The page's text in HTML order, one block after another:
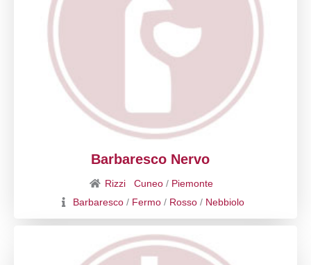
Barbaresco Nervo
Rizzi Cuneo/ Piemonte
Barbaresco / Fermo / Rosso / Nebbiolo